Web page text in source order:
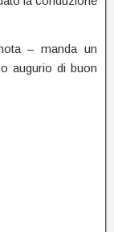
– manda un
augurio di buon